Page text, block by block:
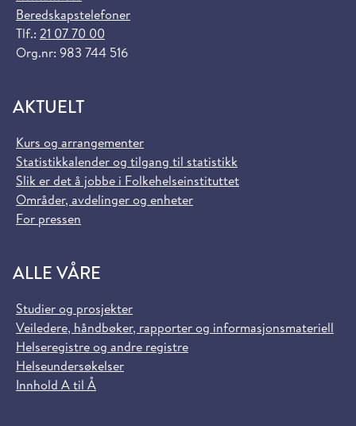
Beredskapstelefoner
Tlf.: 21 07 70 00
Org.nr: 983 744 516
AKTUELT
Kurs og arrangementer
Statistikkalender og tilgang til statistikk
Slik er det å jobbe i Folkehelseinstituttet
Områder, avdelinger og enheter
For pressen
ALLE VÅRE
Studier og prosjekter
Veiledere, håndbøker, rapporter og informasjonsmateriell
Helseregistre og andre registre
Helseundersøkelser
Innhold A til Å